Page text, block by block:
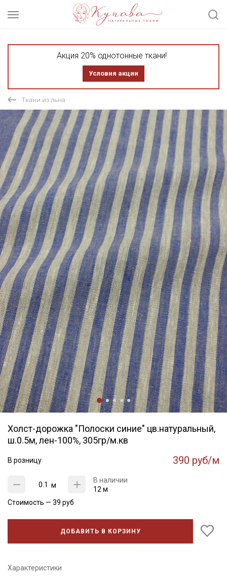
Акция 20% однотонные ткани!
Условия акции
Ткани из льна
Холст-дорожка "Полоски синие" цв.натуральный,
ш.0.5м, лен-100%, 305гр/м.кв
В розницу 390 руб/м
м
В наличии
12 м
Стоимость — 39 руб
ДОБАВИТЬ В КОРЗИНУ
Характеристики